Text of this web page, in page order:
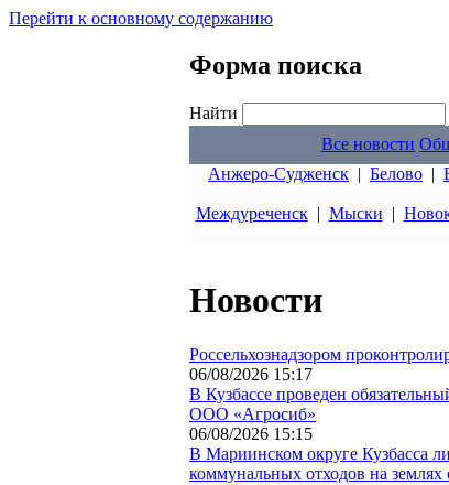
Перейти к основному содержанию
Форма поиска
Найти
Все новости
Анжеро-Судженск | Белово |
Междуреченск| Мыски |
Новости
Россельхознадзором
06/08/2026 15:17
В Кузбассе проведен
ООО «Агросиб»
06/08/2026 15:15
В Мариинском округе Кузбасса
коммунальных отходов на землях